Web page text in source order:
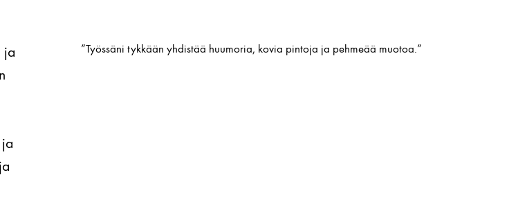
ja
”Työssäni tykkään yhdistää huumoria, kovia pintoja ja pehmeää muotoa.”